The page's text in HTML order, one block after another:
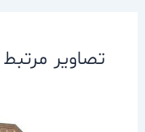
تصاویر مرتبط